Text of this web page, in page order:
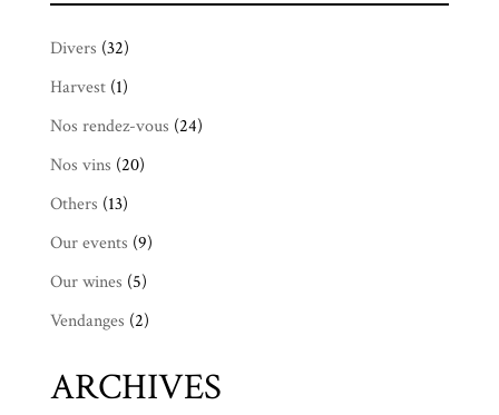
Divers (32)
Harvest(1)
Nos rendez-vous (24)
Nos vins (20)
Others (13)
Our events (9)
Our wines (5)
Vendanges (2)
ARCHIVES